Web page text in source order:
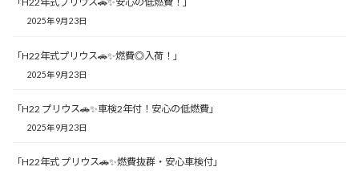
2025年9月23日
「H22年式プリウス🚗✨燃費◎入荷！」
2025年9月23日
「H22 プリウス🚗✨車検2年付！安心の低燃費」
2025年9月23日
「H22年式 プリウス🚗✨燃費抜群・安心車検付」